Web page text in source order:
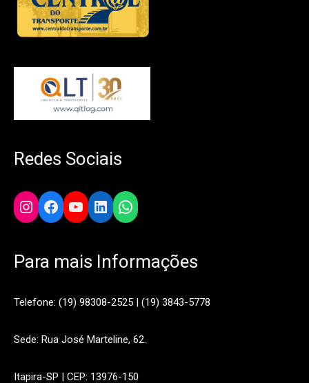
Redes Sociais
Instagram
Facebook
YouTube
LinkedIn
WhatsApp
Para mais Informações
Telefone: (19) 98308-2525 | (19) 3843-5778
Sede: Rua José Marteline, 62.
Itapira-SP | CEP: 13976-150